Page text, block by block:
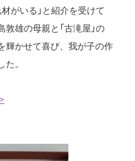
がいる」と紹介を受けて
雄の母親と「古滝屋」の
輝かせて喜び、我が子の作
。